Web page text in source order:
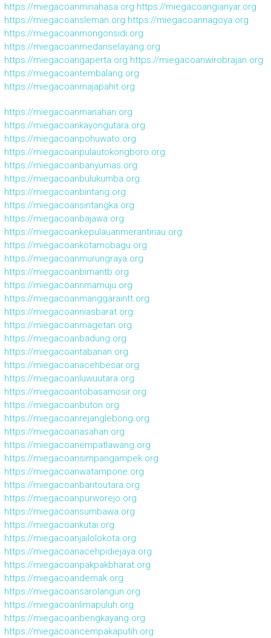
https://miegacoanminahasa.org https://miegacoangianyar.org
https://miegacoansleman.org https://miegacoannagoya.org
https://miegacoanmongonsidi.org
https://miegacoanmedanselayang.org
https://miegacoangaperta.org https://miegacoanwirobrajan.org
https://miegacoantembalang.org
https://miegacoanmajapahit.org
https://miegacoanmanahan.org
https://miegacoankayongutara.org
https://miegacoanpohuwato.org
https://miegacoanpulautokongboro.org
https://miegacoanbanyumas.org
https://miegacoanbulukumba.org
https://miegacoanbintang.org
https://miegacoansintangka.org
https://miegacoanbajawa.org
https://miegacoankepulauanmerantiriau.org
https://miegacoankotamobagu.org
https://miegacoanmurungraya.org
https://miegacoanbimantb.org
https://miegacoannmamuju.org
https://miegacoanmanggaraintt.org
https://miegacoanniasbarat.org
https://miegacoanmagetan.org
https://miegacoanbadung.org
https://miegacoantabanan.org
https://miegacoanacehbesar.org
https://miegacoanluwuutara.org
https://miegacoantobasamosir.org
https://miegacoanbuton.org
https://miegacoanrejanglebong.org
https://miegacoanasahan.org
https://miegacoanempatlawang.org
https://miegacoansimpangampek.org
https://miegacoanwatampone.org
https://miegacoanbaritoutara.org
https://miegacoanpurworejo.org
https://miegacoansumbawa.org
https://miegacoankutai.org
https://miegacoanjailolokota.org
https://miegacoanacehpidiejaya.org
https://miegacoanpakpakbharat.org
https://miegacoandemak.org
https://miegacoansarolangun.org
https://miegacoanlimapuluh.org
https://miegacoanbengkayang.org
https://miegacoancempakaputih.org